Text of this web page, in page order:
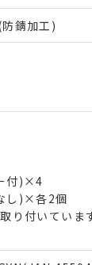
錆加工)
付)×4
し)×各2個
り付いていま